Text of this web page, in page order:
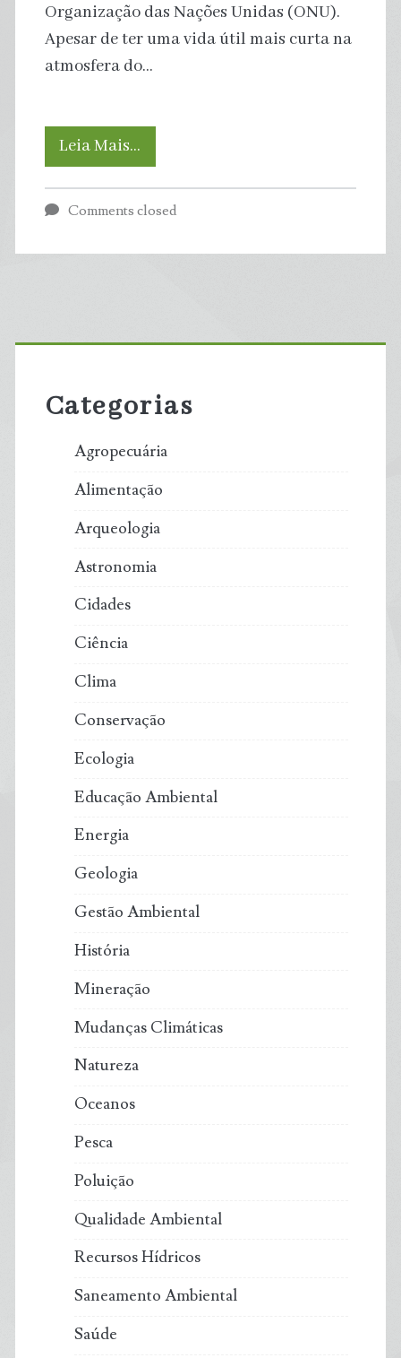
Organização das Nações Unidas (ONU).
Apesar de ter uma vida útil mais curta na
atmosfera do…
Leia Mais…
de
mundo,
Comments closed
Primary
Categorias
Agropecuária
Alimentação
Arqueologia
Astronomia
Cidades
Ciência
Clima
Conservação
Ecologia
Educação Ambiental
Energia
Geologia
Gestão Ambiental
História
Mineração
Mudanças Climáticas
Natureza
Oceanos
Pesca
Poluição
Qualidade Ambiental
Recursos Hídricos
Saneamento Ambiental
Saúde